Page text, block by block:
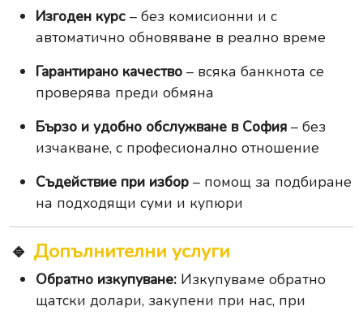
Изгоден курс – без комисионни и с
автоматично обновяване в реално време
Гарантирано качество – всяка банкнота се
проверява преди обмяна
Бързо и удобно обслужване в София – без
изчакване, с професионално отношение
Съдействие при избор – помощ за подбиране
на подходящи суми и купюри
🔹 Допълнителни услуги
Обратно изкупуване: Изкупуваме обратно
щатски долари, закупени при нас, при